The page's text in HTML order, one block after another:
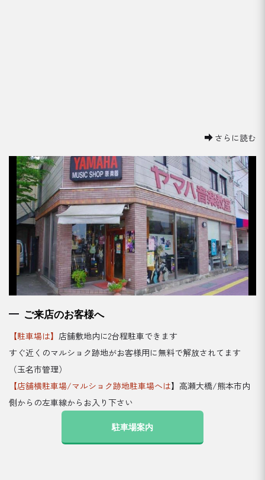
さらに読む
ご来店のお客様へ
【駐車場は】 店舗敷地内に2台程駐車できます
すぐ近くのマルショク跡地がお客様用に無料で解放されてます
（玉名市管理）
【店舗横駐車場/マルショク跡地駐車場へは】高瀬大橋/熊本市内
側からの左車線からお入り下さい
駐車場案内